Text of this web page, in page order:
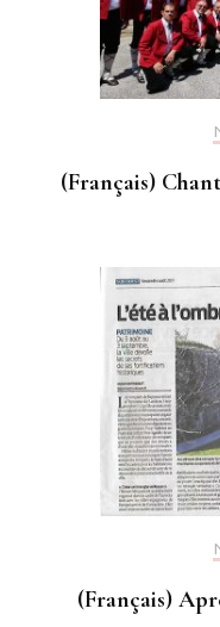
(Français)
(Français)